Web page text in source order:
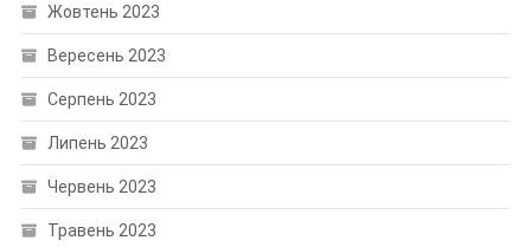
Жовтень 2023
Вересень 2023
Серпень 2023
Липень 2023
Червень 2023
Травень 2023